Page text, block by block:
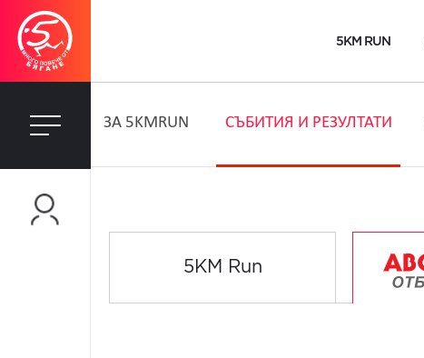
5KM RUN
ЗA 5KMRUN СЪБИТИЯ И РЕЗУЛТАТИ
5KM Run